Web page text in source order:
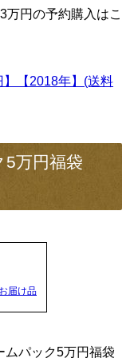
円の予約購入はこ
】【2018年】(送料
万円福袋
届け品
ムパック5万円福袋